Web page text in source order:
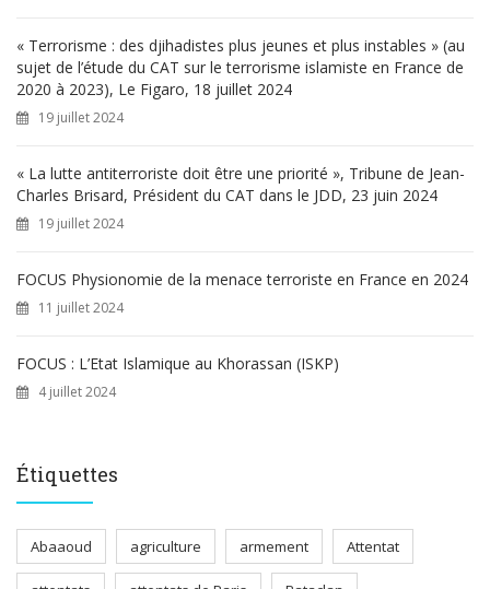
« Terrorisme : des djihadistes plus jeunes et plus instables » (au
sujet de l’étude du CAT sur le terrorisme islamiste en France de
2020 à 2023), Le Figaro, 18 juillet 2024
19 juillet 2024
« La lutte antiterroriste doit être une priorité », Tribune de Jean-
Charles Brisard, Président du CAT dans le JDD, 23 juin 2024
19 juillet 2024
FOCUS Physionomie de la menace terroriste en France en 2024
11 juillet 2024
FOCUS : L’Etat Islamique au Khorassan (ISKP)
4 juillet 2024
Étiquettes
Abaaoud agriculture armement Attentat